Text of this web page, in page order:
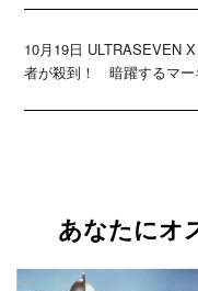
10月19日 ULTRASEVEN
者が殺到！ 暗躍するマー
あなたにオ